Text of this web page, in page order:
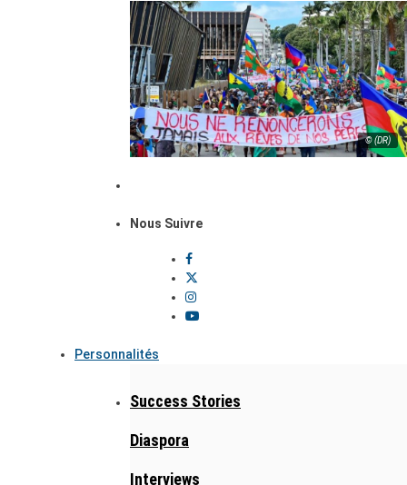
© (DR)
Nous Suivre
Personnalités
Success Stories
Diaspora
Interviews